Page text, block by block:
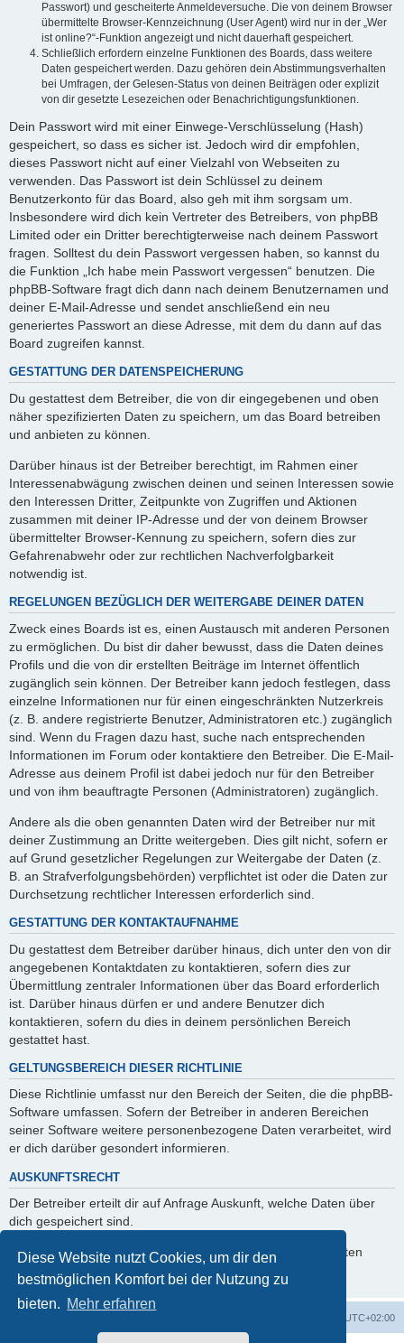
Diese Website nutzt Cookies, um dir den
bestmöglichen Komfort bei der Nutzung zu
bieten. Mehr erfahren
Passwort) und gescheiterte Anmeldeversuche. Die von deinem Browser
übermittelte Browser-Kennzeichnung (User Agent) wird nur in der „Wer
ist online?“-Funktion angezeigt und nicht dauerhaft gespeichert.
Schließlich erfordern einzelne Funktionen des Boards, dass weitere
Daten gespeichert werden. Dazu gehören dein Abstimmungsverhalten
bei Umfragen, der Gelesen-Status von deinen Beiträgen oder explizit
von dir gesetzte Lesezeichen oder Benachrichtigungsfunktionen.
Dein Passwort wird mit einer Einwege-Verschlüsselung (Hash)
gespeichert, so dass es sicher ist. Jedoch wird dir empfohlen,
dieses Passwort nicht auf einer Vielzahl von Webseiten zu
verwenden. Das Passwort ist dein Schlüssel zu deinem
Benutzerkonto für das Board, also geh mit ihm sorgsam um.
Insbesondere wird dich kein Vertreter des Betreibers, von phpBB
Limited oder ein Dritter berechtigterweise nach deinem Passwort
fragen. Solltest du dein Passwort vergessen haben, so kannst du
die Funktion „Ich habe mein Passwort vergessen“ benutzen. Die
phpBB-Software fragt dich dann nach deinem Benutzernamen und
deiner E-Mail-Adresse und sendet anschließend ein neu
generiertes Passwort an diese Adresse, mit dem du dann auf das
Board zugreifen kannst.
GESTATTUNG DER DATENSPEICHERUNG
Du gestattest dem Betreiber, die von dir eingegebenen und oben
näher spezifizierten Daten zu speichern, um das Board betreiben
und anbieten zu können.
Darüber hinaus ist der Betreiber berechtigt, im Rahmen einer
Interessenabwägung zwischen deinen und seinen Interessen sowie
den Interessen Dritter, Zeitpunkte von Zugriffen und Aktionen
zusammen mit deiner IP-Adresse und der von deinem Browser
übermittelter Browser-Kennung zu speichern, sofern dies zur
Gefahrenabwehr oder zur rechtlichen Nachverfolgbarkeit
notwendig ist.
REGELUNGEN BEZÜGLICH DER WEITERGABE DEINER DATEN
Zweck eines Boards ist es, einen Austausch mit anderen Personen
zu ermöglichen. Du bist dir daher bewusst, dass die Daten deines
Profils und die von dir erstellten Beiträge im Internet öffentlich
zugänglich sein können. Der Betreiber kann jedoch festlegen, dass
einzelne Informationen nur für einen eingeschränkten Nutzerkreis
(z. B. andere registrierte Benutzer, Administratoren etc.) zugänglich
sind. Wenn du Fragen dazu hast, suche nach entsprechenden
Informationen im Forum oder kontaktiere den Betreiber. Die E-Mail-
Adresse aus deinem Profil ist dabei jedoch nur für den Betreiber
und von ihm beauftragte Personen (Administratoren) zugänglich.
Andere als die oben genannten Daten wird der Betreiber nur mit
deiner Zustimmung an Dritte weitergeben. Dies gilt nicht, sofern er
auf Grund gesetzlicher Regelungen zur Weitergabe der Daten (z.
B. an Strafverfolgungsbehörden) verpflichtet ist oder die Daten zur
Durchsetzung rechtlicher Interessen erforderlich sind.
GESTATTUNG DER KONTAKTAUFNAHME
Du gestattest dem Betreiber darüber hinaus, dich unter den von dir
angegebenen Kontaktdaten zu kontaktieren, sofern dies zur
Übermittlung zentraler Informationen über das Board erforderlich
ist. Darüber hinaus dürfen er und andere Benutzer dich
kontaktieren, sofern du dies in deinem persönlichen Bereich
gestattet hast.
GELTUNGSBEREICH DIESER RICHTLINIE
Diese Richtlinie umfasst nur den Bereich der Seiten, die die phpBB-
Software umfassen. Sofern der Betreiber in anderen Bereichen
seiner Software weitere personenbezogene Daten verarbeitet, wird
er dich darüber gesondert informieren.
AUSKUNFTSRECHT
Der Betreiber erteilt dir auf Anfrage Auskunft, welche Daten über
dich gespeichert sind.
Du kannst jederzeit die Löschung bzw. Sperrung deiner Daten
verlangen. Kontaktiere hierzu bitte den Betreiber.
UTC+02:00